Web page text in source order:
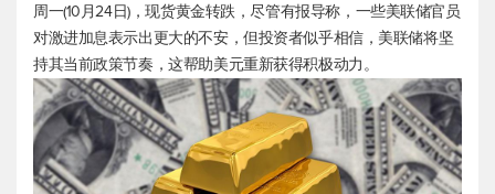
周一(10月24日)，现货黄金转跌，尽管有报导称，一些美联储官员
对激进加息表示出更大的不安，但投资者似乎相信，美联储将坚
持其当前政策节奏，这帮助美元重新获得积极动力。